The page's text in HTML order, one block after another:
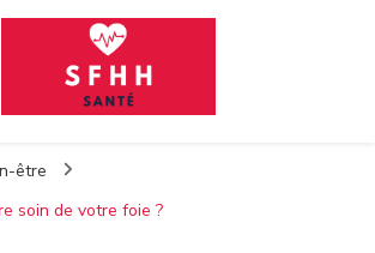
être
soin de votre foie ?